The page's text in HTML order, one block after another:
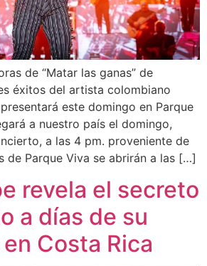
de “Matar las ganas” de
éxitos del artista colombiano
este domingo en Parque
a nuestro país el domingo,
a las 4 pm. proveniente de
de Parque Viva se abrirán a las […]
revela el secreto
a días de su
Costa Rica